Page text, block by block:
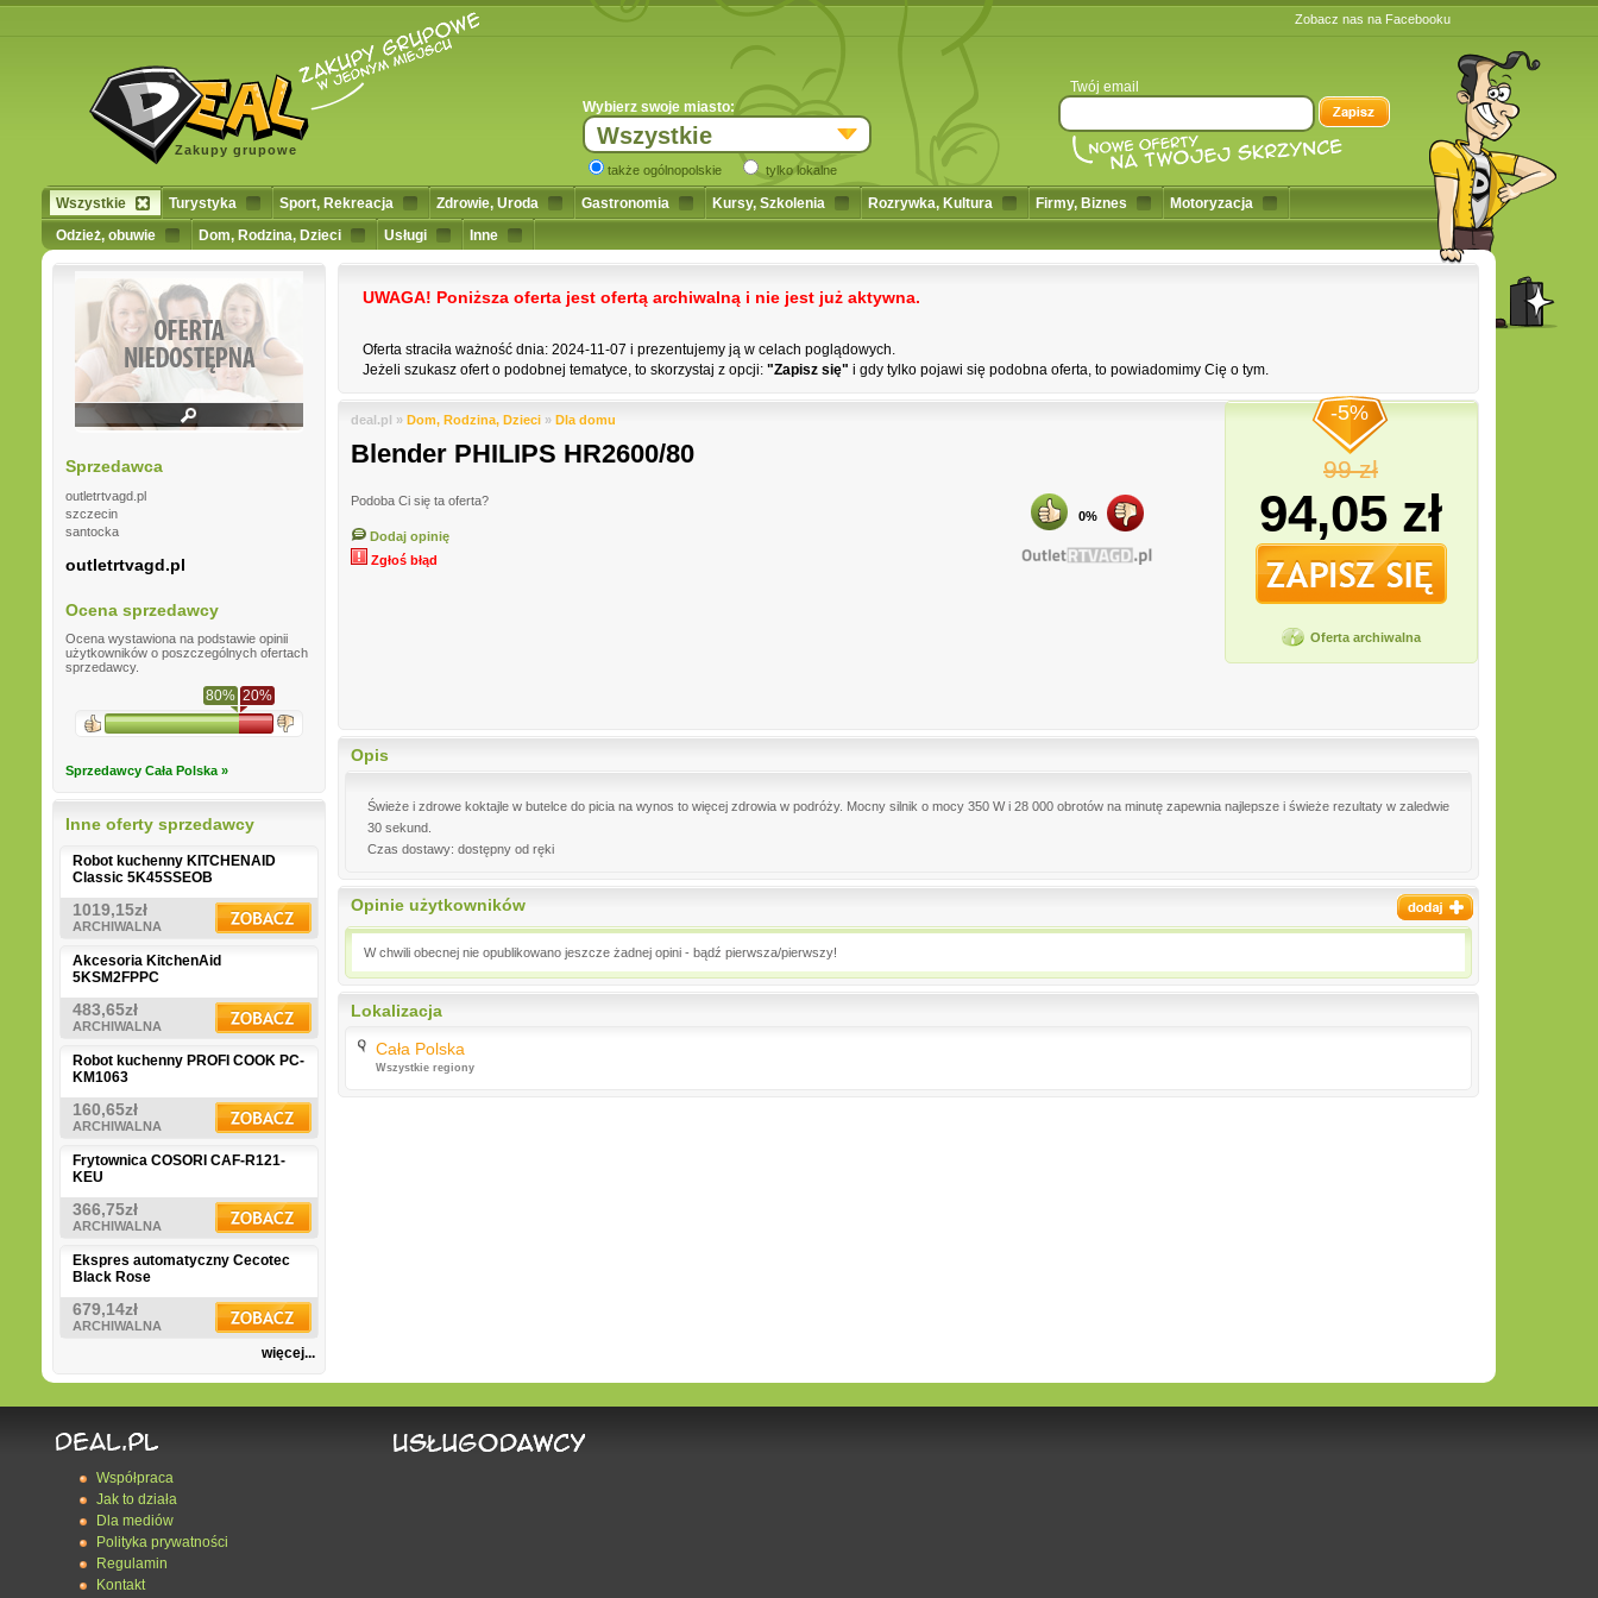
Zakupy grupowe
Wybierz swoje miasto:
Wszystkie
także ogólnopolskie tylko lokalne
Twój email
Zobacz nas na Facebooku
Wszystkie Turystyka Sport, Rekreacja Zdrowie, Uroda Gastronomia Kursy, Szkolenia Rozrywka, Kultura Firmy, Biznes
Motoryzacja
Odzież, obuwie
Dom, Rodzina, Dzieci Usługi Inne
Sprzedawca
outletrtvagd.pl
szczecin
santocka
outletrtvagd.pl
Ocena sprzedawcy
Ocena wystawiona na podstawie opinii
użytkowników o poszczególnych ofertach
sprzedawcy.
80% 20%
Sprzedawcy Cała Polska »
Inne oferty sprzedawcy
Robot kuchenny KITCHENAID
Classic 5K45SSEOB
1019,15zł
ARCHIWALNA
Akcesoria KitchenAid
5KSM2FPPC
483,65zł
ARCHIWALNA
Robot kuchenny PROFI COOK PC-
KM1063
160,65zł
ARCHIWALNA
Frytownica COSORI CAF-R121-
KEU
366,75zł
ARCHIWALNA
Ekspres automatyczny Cecotec
Black Rose
679,14zł
ARCHIWALNA
więcej...
UWAGA! Poniższa oferta jest ofertą archiwalną i nie jest już aktywna.
Oferta straciła ważność dnia: 2024-11-07 i prezentujemy ją w celach poglądowych.
Jeżeli szukasz ofert o podobnej tematyce, to skorzystaj z opcji: "Zapisz się" i gdy tylko pojawi się podobna oferta, to powiadomimy Cię o tym.
deal.pl » Dom, Rodzina, Dzieci » Dla domu
Blender PHILIPS HR2600/80
Podoba Ci się ta oferta?
Dodaj opinię
Zgłoś błąd
0%
-5%
99 zł
94,05 zł
Oferta archiwalna
Opis
Świeże i zdrowe koktajle w butelce do picia na wynos to więcej zdrowia w podróży. Mocny silnik o mocy 350 W i 28 000 obrotów na minutę zapewnia najlepsze i świeże rezultaty w zaledwie
30 sekund.
Czas dostawy: dostępny od ręki
Opinie użytkowników
W chwili obecnej nie opublikowano jeszcze żadnej opini - bądź pierwsza/pierwszy!
Lokalizacja
Cała Polska
Wszystkie regiony
Współpraca
Jak to działa
Dla mediów
Polityka prywatności
Regulamin
Kontakt